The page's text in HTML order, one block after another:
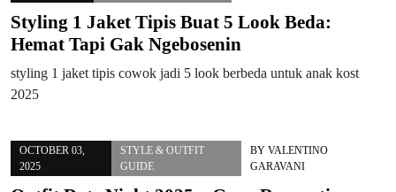
Styling 1 Jaket Tipis Buat 5 Look Beda:
Hemat Tapi Gak Ngebosenin
styling 1 jaket tipis cowok jadi 5 look berbeda untuk anak kost
2025
OCTOBER 03,
2025
STYLE & OUTFIT
GUIDE
BYVALENTINO
GARAVANI